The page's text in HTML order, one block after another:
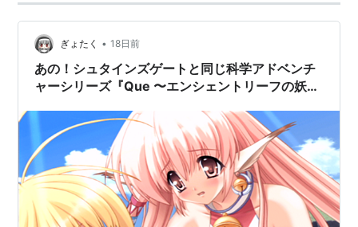
ぎょたく • 18日前
あの！シュタインズゲートと同じ科学アドベンチ
ャーシリーズ『Que 〜エンシェントリーフの妖